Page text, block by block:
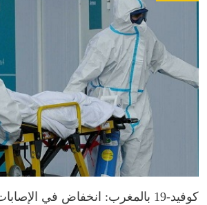
كوفيد-19 بالمغرب: انخفاض في